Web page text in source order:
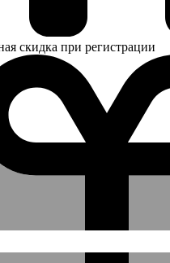
скидка при регистрации